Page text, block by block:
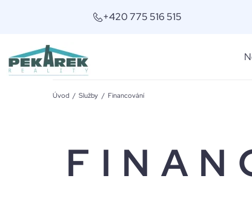
+420 775 516 515
Úvod / Služby / Financování